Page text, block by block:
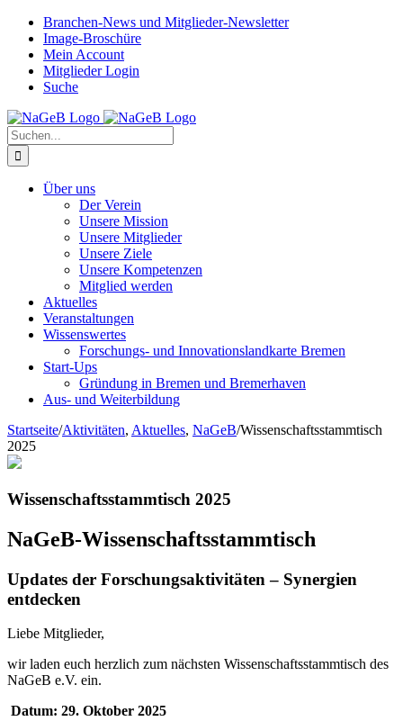
Zum
Inhalt
springen
Branchen-News und Mitglieder-Newsletter
Image-Broschüre
Mein Account
Mitglieder Login
Suche
Suche
nach:
Über uns
Der Verein
Unsere Mission
Unsere Mitglieder
Unsere Ziele
Unsere Kompetenzen
Mitglied werden
Aktuelles
Veranstaltungen
Wissenswertes
Forschungs- und Innovationslandkarte Bremen
Start-Ups
Gründung in Bremen und Bremerhaven
Aus- und Weiterbildung
Startseite/Aktivitäten, Aktuelles, NaGeB/Wissenschaftsstammtisch
2025
Wissenschaftsstammtisch 2025
NaGeB-Wissenschaftsstammtisch
Updates der Forschungsaktivitäten – Synergien
entdecken
Liebe Mitglieder,
wir laden euch herzlich zum nächsten Wissenschaftsstammtisch des
NaGeB e.V. ein.
Datum: 29. Oktober 2025